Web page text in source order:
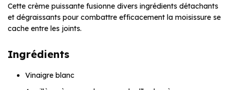
Cette crème puissante fusionne divers ingrédients détachants
et dégraissants pour combattre efficacement la moisissure se
cache entre les joints.
Ingrédients
Vinaigre blanc